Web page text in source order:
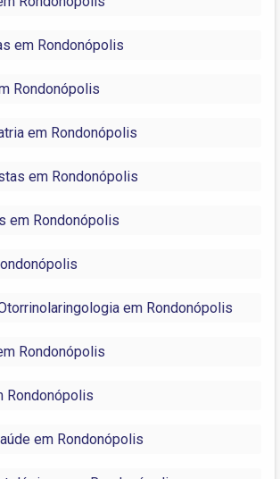
em Rondonópolis
Rondonópolis
em Rondonópolis
em Rondonópolis
em Rondonópolis
em Rondonópolis
Rondonópolis
Rondonópolis
em Rondonópolis